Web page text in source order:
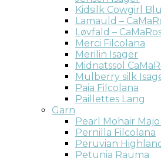
Kidsilk Cowgirl
Lamauld –
Løvfald –
Merci Filcolana
Merilin Isager
Midnatssol
Mulberry silk
Paia Filcolana
Paillettes Lang
Garn
Pearl Mohair
Pernilla Filcolana
Peruvian
Petunia Rauma